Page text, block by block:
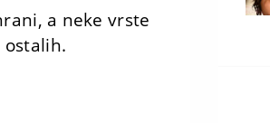
a neke vrste
ostalih.